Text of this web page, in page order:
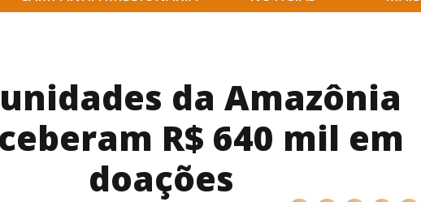
da Amazônia
R$ 640 mil em
doações